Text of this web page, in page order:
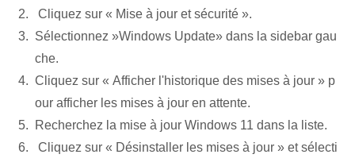
⁣ Cliquez sur « Mise à jour et sécurité ».
Sélectionnez ⁤»Windows Update»⁣ dans la ⁣sidebar⁢ gau
che.
Cliquez sur « Afficher l'historique des mises à jour » p
our afficher les mises à jour en attente.
Recherchez la mise à jour Windows 11 dans la liste.
⁣ Cliquez⁢ sur « Désinstaller les mises à jour »‌ et sélecti